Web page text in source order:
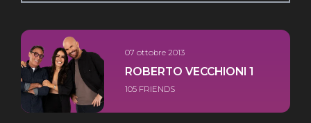
07 ottobre 2013
ROBERTO VECCHIONI 1
105 FRIENDS